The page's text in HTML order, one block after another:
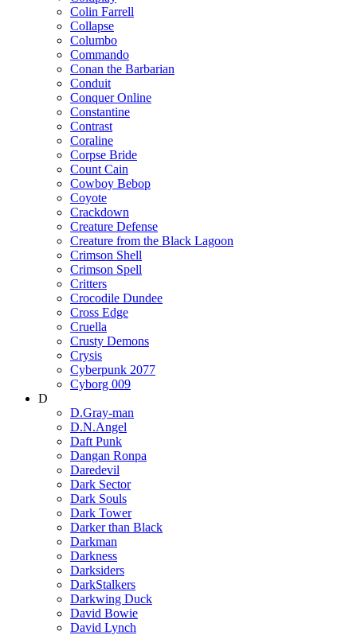
Colin Farrell
Collapse
Columbo
Commando
Conan the Barbarian
Conduit
Conquer Online
Constantine
Contrast
Coraline
Corpse Bride
Count Cain
Cowboy Bebop
Coyote
Crackdown
Creature Defense
Creature from the Black Lagoon
Crimson Shell
Crimson Spell
Critters
Crocodile Dundee
Cross Edge
Cruella
Crusty Demons
Crysis
Cyberpunk 2077
Cyborg 009
D
D.Gray-man
D.N.Angel
Daft Punk
Dangan Ronpa
Daredevil
Dark Sector
Dark Souls
Dark Tower
Darker than Black
Darkman
Darkness
Darksiders
DarkStalkers
Darkwing Duck
David Bowie
David Lynch